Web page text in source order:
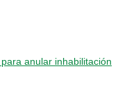
anular inhabilitación